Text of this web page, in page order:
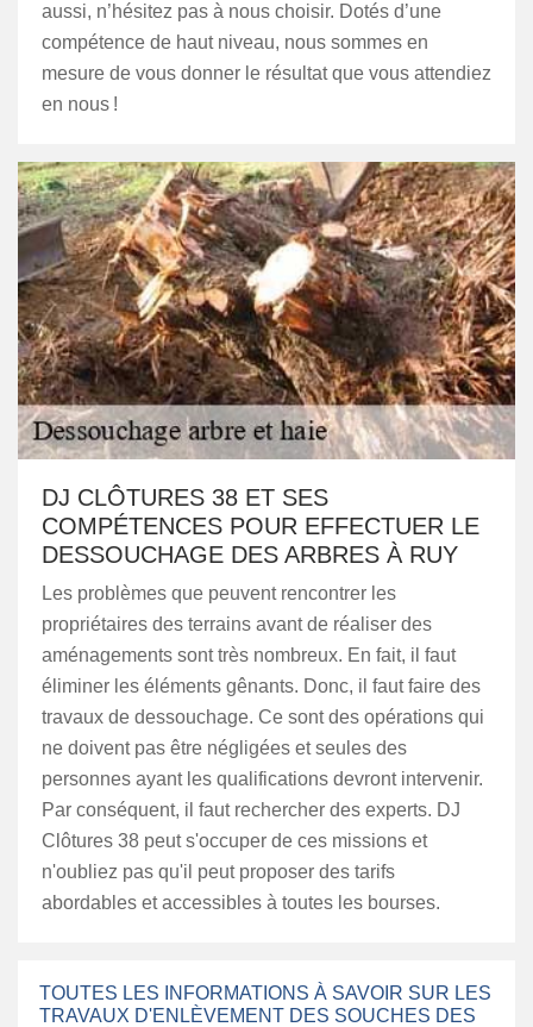
aussi, n’hésitez pas à nous choisir. Dotés d’une
compétence de haut niveau, nous sommes en
mesure de vous donner le résultat que vous attendiez
en nous !
DJ CLÔTURES 38 ET SES
COMPÉTENCES POUR EFFECTUER LE
DESSOUCHAGE DES ARBRES À RUY
Les problèmes que peuvent rencontrer les
propriétaires des terrains avant de réaliser des
aménagements sont très nombreux. En fait, il faut
éliminer les éléments gênants. Donc, il faut faire des
travaux de dessouchage. Ce sont des opérations qui
ne doivent pas être négligées et seules des
personnes ayant les qualifications devront intervenir.
Par conséquent, il faut rechercher des experts. DJ
Clôtures 38 peut s'occuper de ces missions et
n'oubliez pas qu'il peut proposer des tarifs
abordables et accessibles à toutes les bourses.
TOUTES LES INFORMATIONS À SAVOIR SUR LES
TRAVAUX D'ENLÈVEMENT DES SOUCHES DES